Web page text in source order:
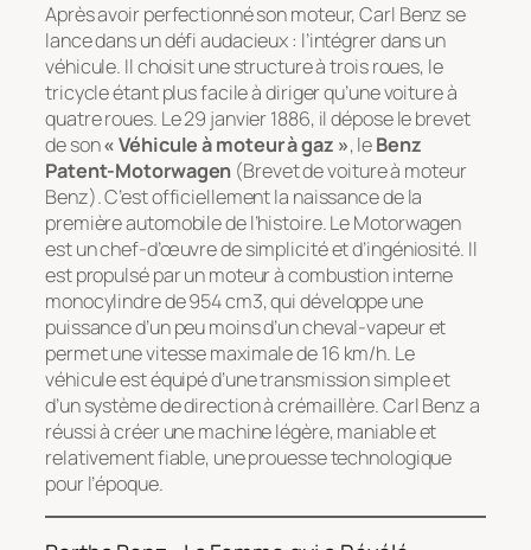
Après avoir perfectionné son moteur, Carl Benz se
lance dans un défi audacieux : l’intégrer dans un
véhicule. Il choisit une structure à trois roues, le
tricycle étant plus facile à diriger qu’une voiture à
quatre roues. Le 29 janvier 1886, il dépose le brevet
de son« Véhicule à moteur à gaz », leBenz
Patent-Motorwagen (Brevet de voiture à moteur
Benz). C’est officiellement la naissance de la
première automobile de l’histoire. Le Motorwagen
est un chef-d’œuvre de simplicité et d’ingéniosité. Il
est propulsé par un moteur à combustion interne
monocylindre de 954 cm3, qui développe une
puissance d’un peu moins d’un cheval-vapeur et
permet une vitesse maximale de 16 km/h. Le
véhicule est équipé d’une transmission simple et
d’un système de direction à crémaillère. Carl Benz a
réussi à créer une machine légère, maniable et
relativement fiable, une prouesse technologique
pour l’époque.